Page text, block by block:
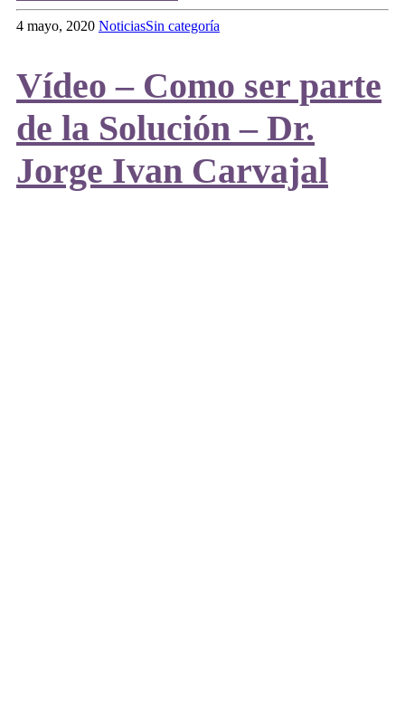
4 mayo, 2020 NoticiasSin categoría
Vídeo – Como ser parte
de la Solución – Dr.
Jorge Ivan Carvajal